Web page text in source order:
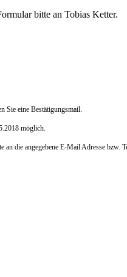
bitte an Tobias Ketter.
Sie eine Bestätigungsmail.
möglich.
an die angegebene E-Mail Adresse bzw.